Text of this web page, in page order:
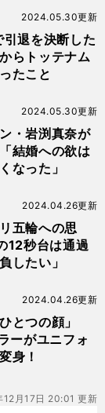
退を決断した
らトッテナム
たこと
2024.05.30更新
・岩渕真奈が
結婚への欲は
なった」
2024.05.30更新
五輪への思
秒台は通過
したい」
2024.04.26更新
とつの顔」
ーがユニフォ
身！
2024.04.26更新
月17日 20:01 更新